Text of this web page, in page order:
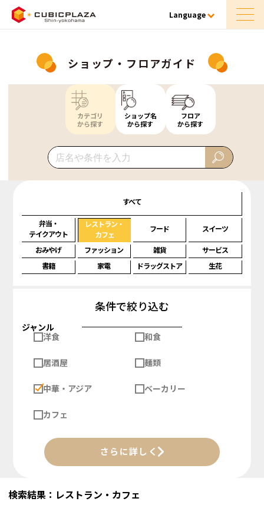
Language
ショップ・フロアガイド
カテゴリ
から探す
ショップ名
から探す
フロア
から探す
すべて
弁当・
テイクアウト
レストラン・
カフェ
フード スイーツ
おみやげ ファッション 雑貨
サービス
書籍
家電 ドラッグストア 生花
条件で絞り込む
ジャンル
洋食
和食
居酒屋 麺類
中華・アジア ベーカリー
カフェ
さらに詳しく
検索結果：レストラン・カフェ